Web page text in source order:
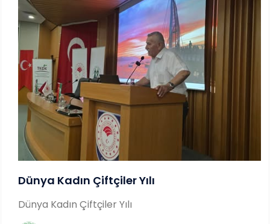
Dünya Kadın Çiftçiler Yılı
Dünya Kadın Çiftçiler Yılı